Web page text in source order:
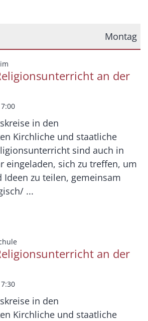
Montag
2026
an der
in den
Kirchliche und staatliche
sind auch in
eingeladen, sich zu treffen, um
Ideen zu teilen, gemeinsam
...
:
an der
in den
Kirchliche und staatliche